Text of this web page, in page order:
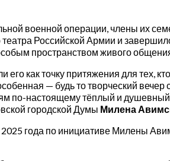
военной операции, члены их
Российской Армии и
пространством живого
как точку притяжения для тех,
— будь то творческий вечер
настоящему тёплый и душевный
городской Думы Милена
года по инициативе Милены